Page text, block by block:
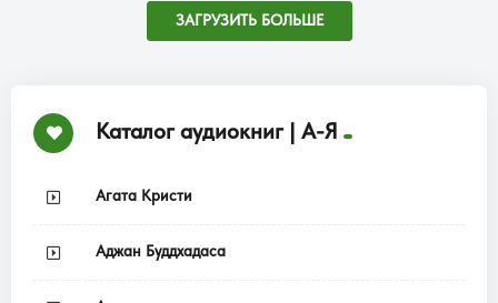
ЗАГРУЗИТЬ БОЛЬШЕ
Каталог аудиокниг | А-Я
Агата Кристи
Аджан Буддхадаса